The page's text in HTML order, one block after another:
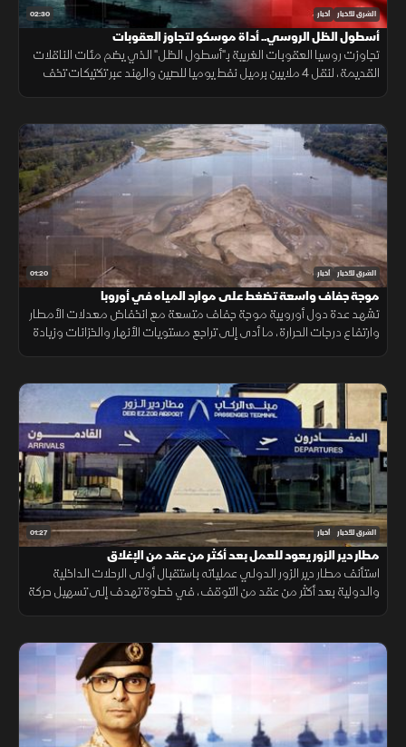
02:30 الشرق للأخبار أخبار
أسطول الظل الروسي.. أداة موسكو لتجاوز العقوبات
تجاوزت روسيا العقوبات الغربية بـ"أسطول الظل" الذي يضم مئات الناقلات
القديمة، لنقل 4 ملايين برميل نفط يوميا للصين والهند عبر تكتيكات تخف
01:20 الشرق للأخبار أخبار
موجة جفاف واسعة تضغط على موارد المياه في أوروبا
تشهد عدة دول أوروبية موجة جفاف متسعة مع انخفاض معدلات الأمطار
وارتفاع درجات الحرارة، ما أدى إلى تراجع مستويات الأنهار والخزانات وزيادة
01:27 الشرق للأخبار أخبار
مطار دير الزور يعود للعمل بعد أكثر من عقد من الإغلاق
استأنف مطار دير الزور الدولي عملياته باستقبال أولى الرحلات الداخلية
والدولية بعد أكثر من عقد من التوقف، في خطوة تهدف إلى تسهيل حركة